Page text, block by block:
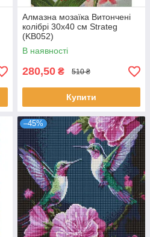
Алмазна мозаїка Витончені
колібрі 30х40 см Strateg
(KB052)
В наявності
280,50 ₴ 510 ₴
Купити
–45%